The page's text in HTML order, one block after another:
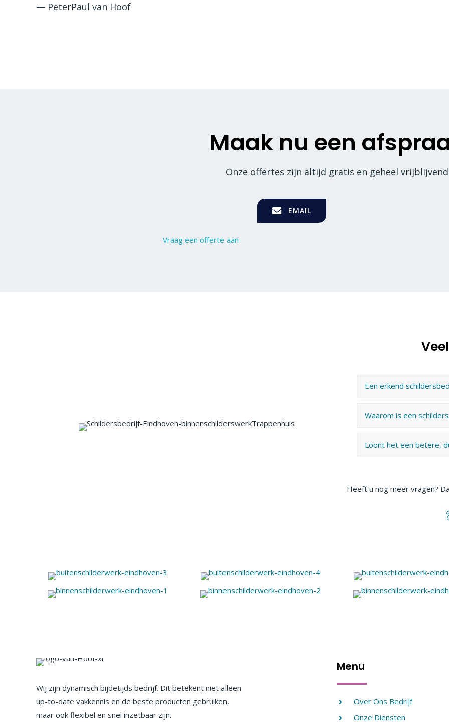
— PeterPaul van Hoof
Maak nu een
Onze offertes zijn altijd gratis en geheel vrijblijvend
EMAIL
Vraag een offerte aan
Een erkend
Waarom is een
Loont het een betere,
Heeft u nog meer vragen?
Wij zijn dynamisch bijdetijds bedrijf. Dit betekent niet alleen
up-to-date vakkennis en de beste producten gebruiken,
maar ook flexibel en snel inzetbaar zijn.
Menu
Over Ons Bedrijf
Onze Diensten